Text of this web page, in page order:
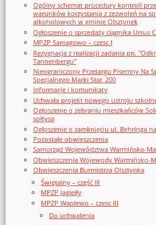
Ogólny schemat procedury kontroli
warunków korzystania z zezwoleń na
alkoholowych w gminie Olsztynek
Ogłoszenie o sprzedaży ciągnika Ursus
MPZP Samagowo – czesc I
Rezygnacja z realizacji zadania pn.
Tannenbergu"
Nieograniczony Przetargu Pisemny Na
Specjalnego Marki Star_200
Informacje i komunikaty
Uchwała projekt nowego ustroju
Ogłoszenie o zebraniu mieszkańców
sołtysa
Ogłoszenie o zamknięciu ul. Behringa
Pozostałe obwieszczenia
Samorząd Województwa Warmińsko-
Obwieszczenia Wojewody Warmińsko-
Obwieszczenia Burmistrza Olsztynka
Świętajny – część III
MPZP Jagiełły
MPZP Waplewo – czesc III
Do uchwalenia